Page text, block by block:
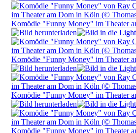
Komödie "Funny Money" im Theater
Komödie "Funny Money" im Theater
Komödie "Funny Money" im Theater
Komödie "Funny Money" im Theater